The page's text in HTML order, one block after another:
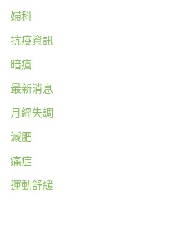
婦科
抗疫資訊
暗瘡
最新消息
月經失調
減肥
痛症
運動舒緩